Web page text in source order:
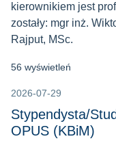
kierownikiem jest
zostały: mgr inż.
Rajput, MSc.
56 wyświetleń
2026-07-29
Stypendysta/
OPUS (KBiM)